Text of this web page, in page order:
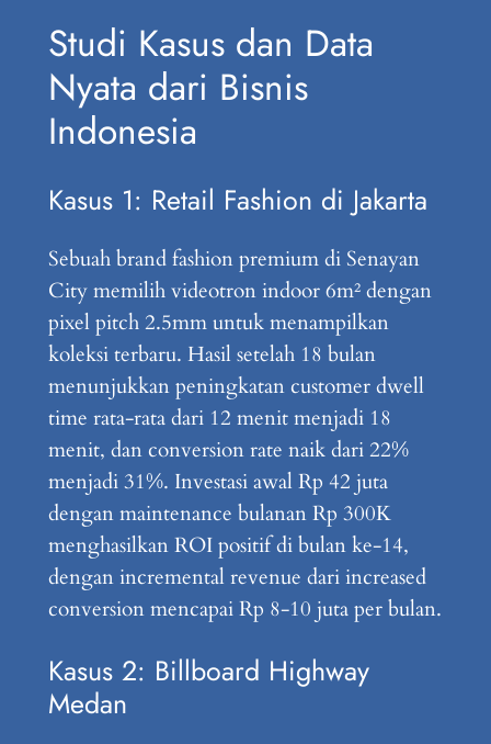
Studi Kasus dan Data
Nyata dari Bisnis
Indonesia
Kasus 1: Retail Fashion di Jakarta
Sebuah brand fashion premium di Senayan
City memilih videotron indoor 6m² dengan
pixel pitch 2.5mm untuk menampilkan
koleksi terbaru. Hasil setelah 18 bulan
menunjukkan peningkatan customer dwell
time rata-rata dari 12 menit menjadi 18
menit, dan conversion rate naik dari 22%
menjadi 31%. Investasi awal Rp 42 juta
dengan maintenance bulanan Rp 300K
menghasilkan ROI positif di bulan ke-14,
dengan incremental revenue dari increased
conversion mencapai Rp 8-10 juta per bulan.
Kasus 2: Billboard Highway
Medan